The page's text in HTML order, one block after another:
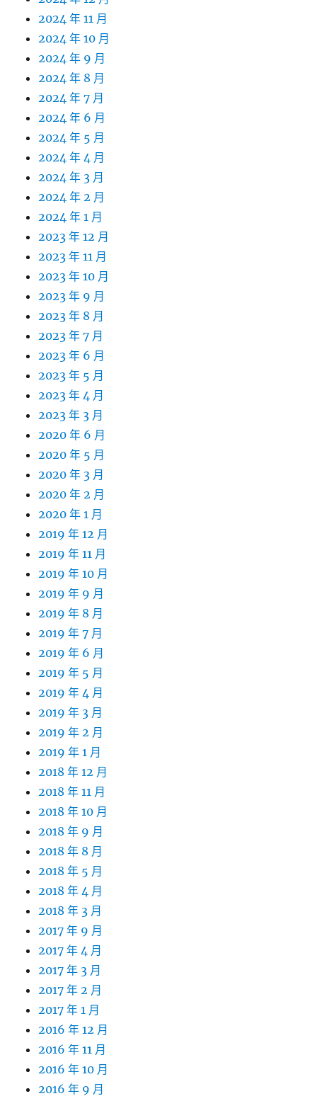
2024 年 11 月
2024 年 10 月
2024 年 9 月
2024 年 8 月
2024 年 7 月
2024 年 6 月
2024 年 5 月
2024 年 4 月
2024 年 3 月
2024 年 2 月
2024 年 1 月
2023 年 12 月
2023 年 11 月
2023 年 10 月
2023 年 9 月
2023 年 8 月
2023 年 7 月
2023 年 6 月
2023 年 5 月
2023 年 4 月
2023 年 3 月
2020 年 6 月
2020 年 5 月
2020 年 3 月
2020 年 2 月
2020 年 1 月
2019 年 12 月
2019 年 11 月
2019 年 10 月
2019 年 9 月
2019 年 8 月
2019 年 7 月
2019 年 6 月
2019 年 5 月
2019 年 4 月
2019 年 3 月
2019 年 2 月
2019 年 1 月
2018 年 12 月
2018 年 11 月
2018 年 10 月
2018 年 9 月
2018 年 8 月
2018 年 5 月
2018 年 4 月
2018 年 3 月
2017 年 9 月
2017 年 4 月
2017 年 3 月
2017 年 2 月
2017 年 1 月
2016 年 12 月
2016 年 11 月
2016 年 10 月
2016 年 9 月